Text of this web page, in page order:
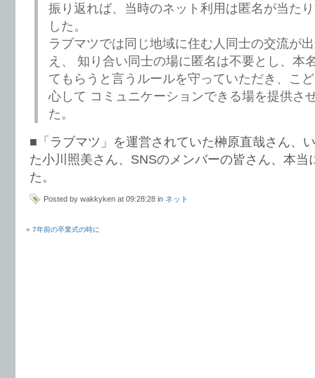
振り返れば、当時のネット利用は匿名が当た
した。
ラブマツでは同じ地域に住む人同士の交流が
え、 知り合い同士の場に匿名は不要とし、本
てもらうと言うルールを守っていただき、こ
心して コミュニケーションできる場を提供さ
た。
■「ラブマツ」を運営されていた榊原直哉さん、
た小川照美さん、SNSのメンバーの皆さん、本当
た。
Posted by wakkyken at 09:28:28 in ネット
« 7年前の卒業式の時に